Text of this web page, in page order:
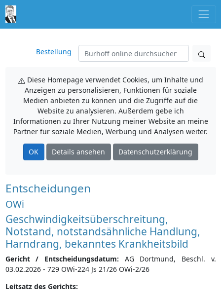
Bestellung
Diese Homepage verwendet Cookies, um Inhalte und
Anzeigen zu personalisieren, Funktionen für soziale
Medien anbieten zu können und die Zugriffe auf die
Website zu analysieren. Außerdem gebe ich
Informationen zu Ihrer Nutzung meiner Website an meine
Partner für soziale Medien, Werbung und Analysen weiter.
OK Details ansehen Datenschutzerklärung
Entscheidungen
OWi
Geschwindigkeitsüberschreitung,
Notstand, notstandsähnliche Handlung,
Harndrang, bekanntes Krankheitsbild
Gericht / Entscheidungsdatum: AG Dortmund, Beschl. v.
03.02.2026 - 729 OWi-224 Js 21/26 OWi-2/26
Leitsatz des Gerichts: